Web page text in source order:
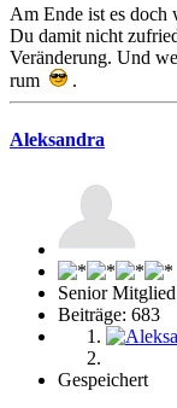
Am Ende ist es doch
Du damit nicht
Veränderung. Und
rum
.
Aleksandra
Senior Mitglied
Beiträge: 683
Gespeichert